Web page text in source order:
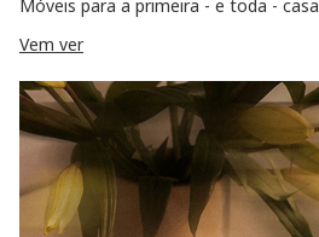
Móveis para a primeira - e toda - casa
Vem ver